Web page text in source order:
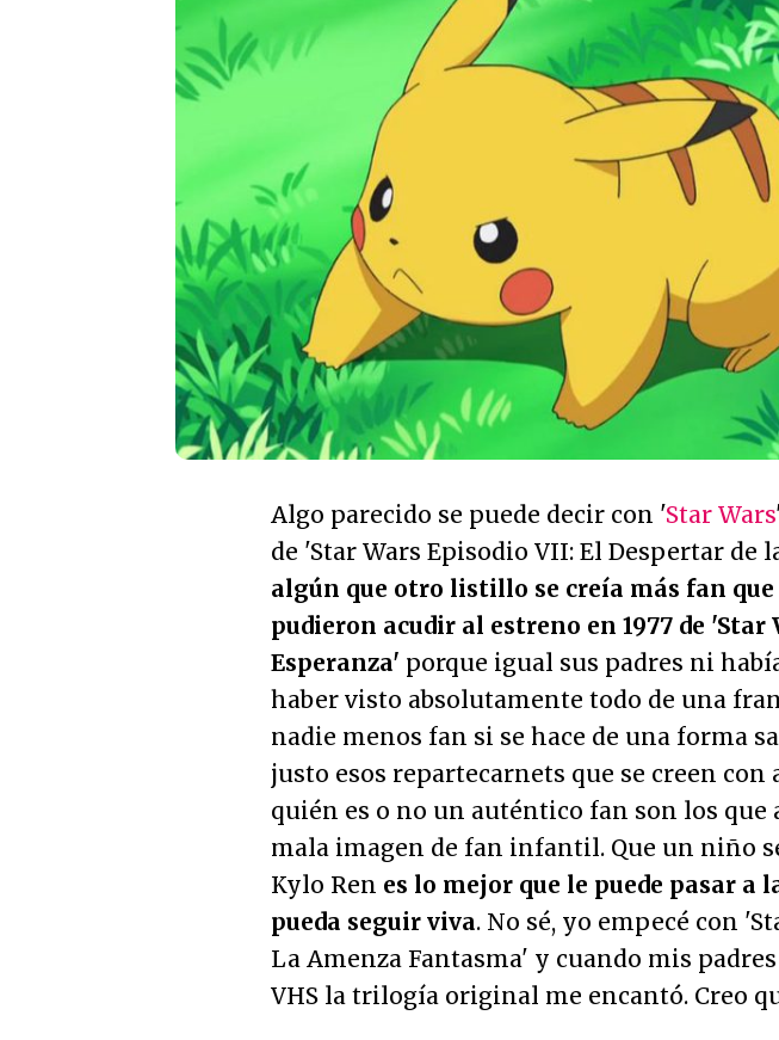
Algo parecido se puede decir con 'Star Wars
de 'Star Wars Episodio VII: El Despertar de
algún que otro listillo se creía más fan
pudieron acudir al estreno en 1977 de 'Star
Esperanza' porque igual sus padres ni
haber visto absolutamente todo de una
nadie menos fan si se hace de una forma
justo esos repartecarnets que se creen con
quién es o no un auténtico fan son los que
mala imagen de fan infantil. Que un niño
Kylo Ren es lo mejor que le puede pasar a
pueda seguir viva. No sé, yo empecé con
La Amenza Fantasma' y cuando mis
VHS la trilogía original me encantó. Creo